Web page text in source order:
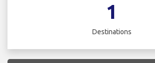
1
Destinations